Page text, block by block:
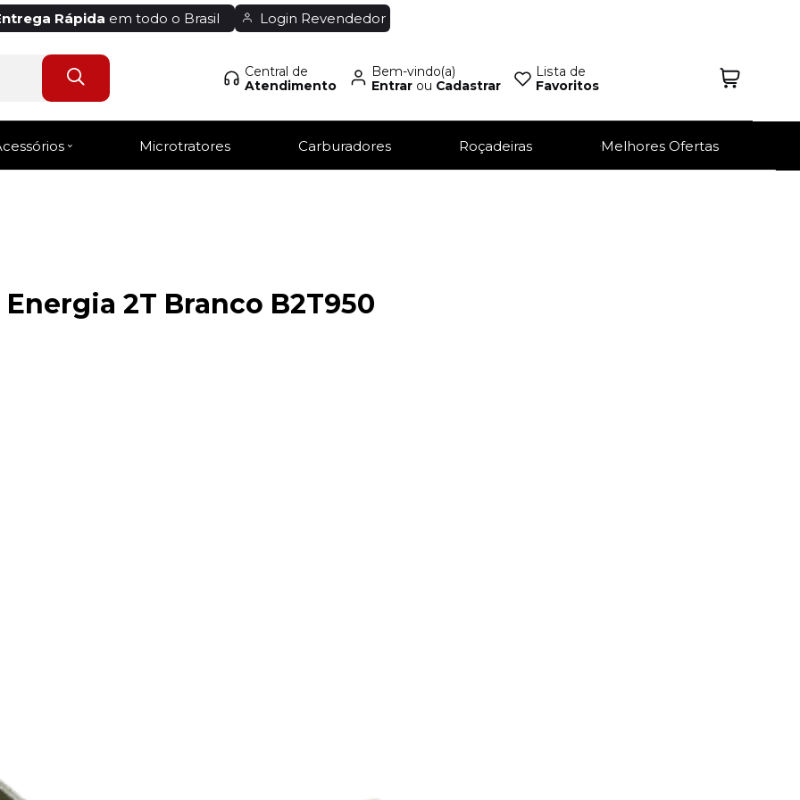
Rápida em todo o Brasil Login Revendedor
Central de
Atendimento
Bem-vindo(a)
Entrarou Cadastrar
Lista de
Favoritos
Microtratores Carburadores Roçadeiras Melhores Ofertas
2T Branco B2T950